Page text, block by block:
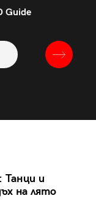
Guide
Танци и
на лято